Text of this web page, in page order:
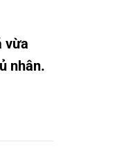
vừa
nhân.